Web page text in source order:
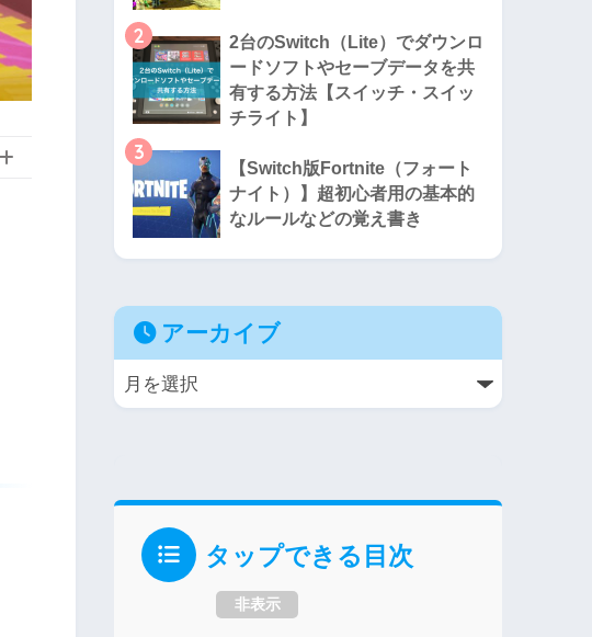
2
2台のSwitch（Lite）でダウンロ
ードソフトやセーブデータを共
有する方法【スイッチ・スイッ
チライト】
3
【Switch版Fortnite（フォート
ナイト）】超初心者用の基本的
なルールなどの覚え書き
アーカイブ
タップできる目次
非表示